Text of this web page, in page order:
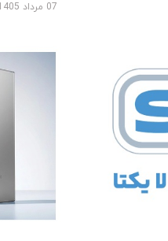
07 مرداد 1405